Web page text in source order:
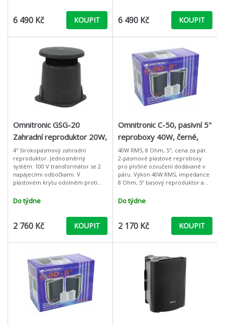
6 490 Kč KOUPIT 6 490 Kč KOUPIT
Omnitronic GSG-20
Zahradní reproduktor 20W,
IP44
4" širokopásmový zahradní
reproduktor. Jednosměrný
systém. 100 V transformátor se 2
napájecími odbočkami. V
plastovém krytu odolném proti
zelené zpracování pro integraci
do anglického t
Do týdne
2 760 Kč KOUPIT
Omnitronic C-50, pasivní 5"
reproboxy 40W, černé,
cena/pár
40W RMS, 8 Ohm, 5", cena za pár.
2-pásmové plastové reproboxy
pro plošné ozvučení dodávané v
páru. Výkon 40W RMS, impedance
8 Ohm, 5“ basový reproduktor a
vybaveny praktickými
šroubovacími kone
Do týdne
2 170 Kč KOUPIT